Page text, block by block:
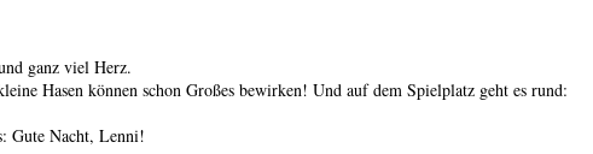
ganz viel Herz.
Hasen können schon Großes bewirken! Und auf dem Spielplatz geht es rund:
Gute Nacht, Lenni!